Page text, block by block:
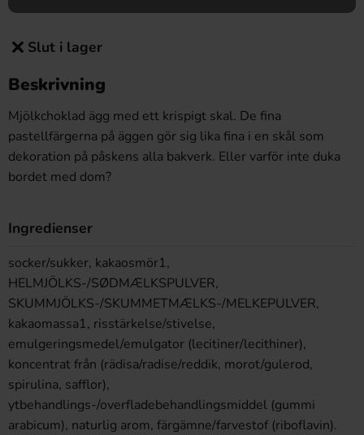
Slut i lager
Beskrivning
Mjölkchoklad ägg med ett krispigt skal. De fina
pastellfärgerna på äggen gör sig lika fina i en skål som
dekoration på påskens alla bakverk. Eller varför inte duka
bordet med dom?
Ingredienser
socker/sukker, kakaosmör1,
HELMJÖLKS-/SØDMÆLKSPULVER,
SKUMMJÖLKS-/SKUMMETMÆLKS-/MELKEPULVER,
kakaomassa1, risstärkelse/stivelse,
emulgeringsmedel/emulgator (lecitiner/lecithiner),
koncentrat från (rädisa/radise/reddik, morot/gulerod,
spirulina, safflor),
ytbehandlings-/overfladebehandlingsmiddel (gummi
arabicum), naturlig arom, färgämne/farvestof (riboflavin).